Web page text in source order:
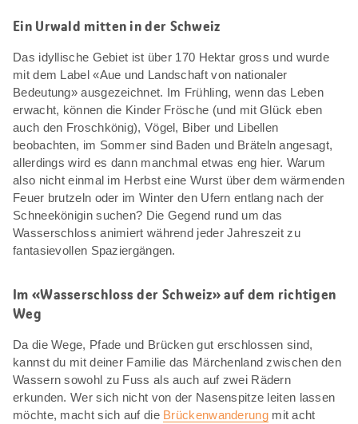
Ein Urwald mitten in der Schweiz
Das idyllische Gebiet ist über 170 Hektar gross und wurde
mit dem Label «Aue und Landschaft von nationaler
Bedeutung» ausgezeichnet. Im Frühling, wenn das Leben
erwacht, können die Kinder Frösche (und mit Glück eben
auch den Froschkönig), Vögel, Biber und Libellen
beobachten, im Sommer sind Baden und Bräteln angesagt,
allerdings wird es dann manchmal etwas eng hier. Warum
also nicht einmal im Herbst eine Wurst über dem wärmenden
Feuer brutzeln oder im Winter den Ufern entlang nach der
Schneekönigin suchen? Die Gegend rund um das
Wasserschloss animiert während jeder Jahreszeit zu
fantasievollen Spaziergängen.
Im «Wasserschloss der Schweiz» auf dem richtigen
Weg
Da die Wege, Pfade und Brücken gut erschlossen sind,
kannst du mit deiner Familie das Märchenland zwischen den
Wassern sowohl zu Fuss als auch auf zwei Rädern
erkunden. Wer sich nicht von der Nasenspitze leiten lassen
möchte, macht sich auf die Brückenwanderungmit acht